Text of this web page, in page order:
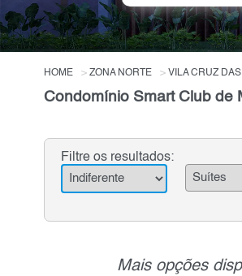
HOME ZONA NORTE VILA CRUZ
Condomínio Smart Club de
Filtre os resultados:
Mais opções